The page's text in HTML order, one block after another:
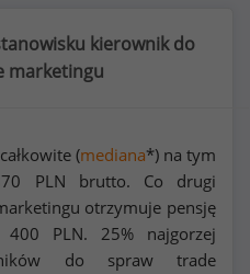
kierownik do
marketingu
(mediana*) na tym
PLN brutto. Co drugi
otrzymuje pensję
400 PLN. 25% najgorzej
do spraw trade